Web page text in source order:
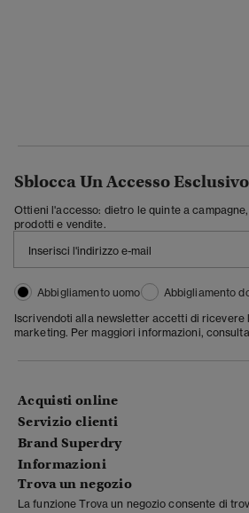
Sblocca Un Accesso Esclusivo
Ottieni l'accesso: dietro le quinte a
prodotti e vendite.
Abbigliamento uomo
Abbigliamento
Iscrivendoti alla newsletter accetti di ricevere
marketing. Per maggiori informazioni, consulta
Acquisti online
Servizio clienti
Brand Superdry
Informazioni
Trova un negozio
La funzione Trova un negozio consente di